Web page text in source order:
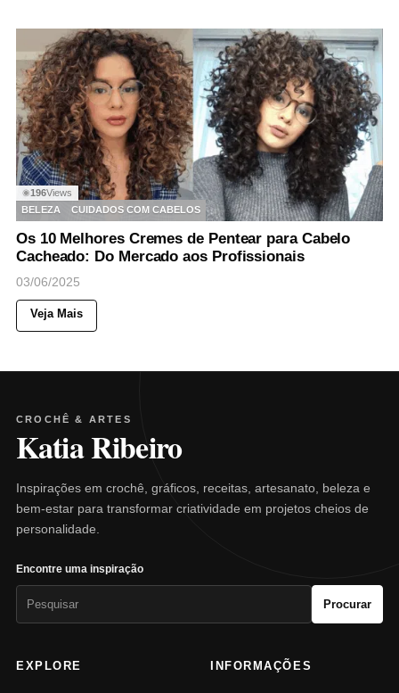
◉196Views
BELEZA
CUIDADOS COM CABELOS
Os 10 Melhores Cremes de Pentear para Cabelo
Cacheado: Do Mercado aos Profissionais
03/06/2025
Veja Mais
CROCHÊ & ARTES
Katia Ribeiro
Inspirações em crochê, gráficos, receitas, artesanato, beleza e
bem-estar para transformar criatividade em projetos cheios de
personalidade.
Encontre uma inspiração
Procurar
EXPLORE INFORMAÇÕES